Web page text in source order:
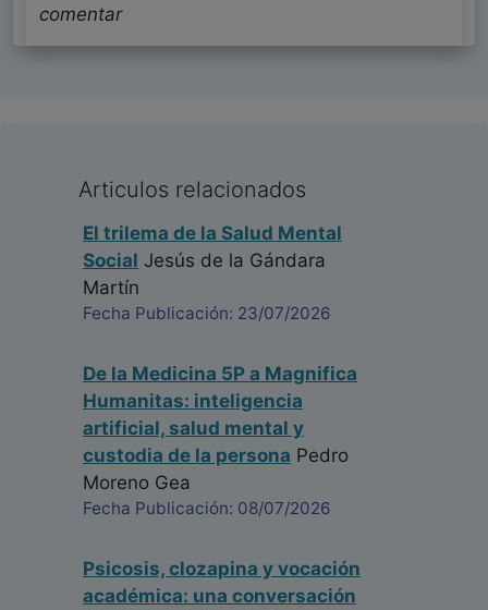
comentar
Articulos relacionados
El trilema de la Salud Mental
Social Jesús de la Gándara
Martín
Fecha Publicación: 23/07/2026
De la Medicina 5P a Magnifica
Humanitas: inteligencia
artificial, salud mental y
custodia de la persona Pedro
Moreno Gea
Fecha Publicación: 08/07/2026
Psicosis, clozapina y vocación
académica: una conversación